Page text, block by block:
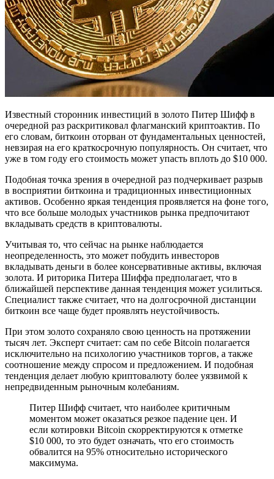
Известный сторонник инвестиций в золото Питер Шифф в
очередной раз раскритиковал флагманский криптоактив. По
его словам, биткоин оторван от фундаментальных ценностей,
невзирая на его краткосрочную популярность. Он считает, что
уже в том году его стоимость может упасть вплоть до $10 000.
Подобная точка зрения в очередной раз подчеркивает разрыв
в восприятии биткоина и традиционных инвестиционных
активов. Особенно яркая тенденция проявляется на фоне того,
что все больше молодых участников рынка предпочитают
вкладывать средств в криптовалюты.
Учитывая то, что сейчас на рынке наблюдается
неопределенность, это может побудить инвесторов
вкладывать деньги в более консервативные активы, включая
золота. И риторика Питера Шиффа предполагает, что в
ближайшей перспективе данная тенденция может усилиться.
Специалист также считает, что на долгосрочной дистанции
биткоин все чаще будет проявлять неустойчивость.
При этом золото сохраняло свою ценность на протяжении
тысяч лет. Эксперт считает: сам по себе Bitcoin полагается
исключительно на психологию участников торгов, а также
соотношение между спросом и предложением. И подобная
тенденция делает любую криптовалюту более уязвимой к
непредвиденным рыночным колебаниям.
Питер Шифф считает, что наиболее критичным
моментом может оказаться резкое падение цен. И
если котировки Bitcoin скорректируются к отметке
$10 000, то это будет означать, что его стоимость
обвалится на 95% относительно исторического
максимума.